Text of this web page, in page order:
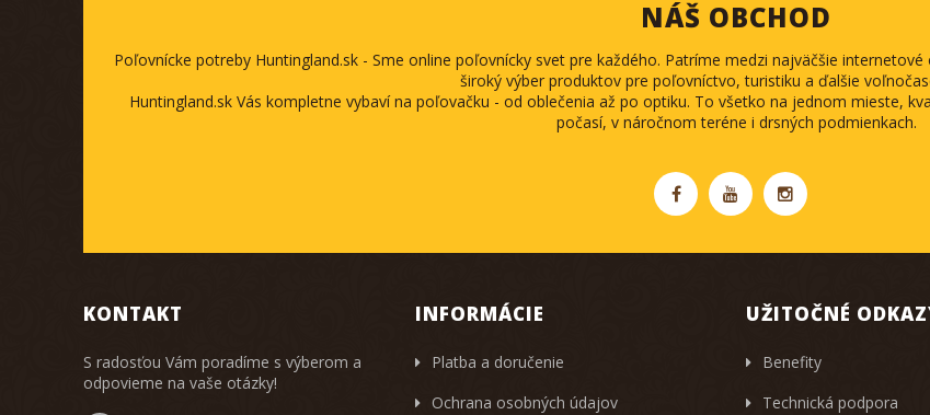
NÁŠ OBCHOD
Poľovnícke potreby Huntingland.sk - Sme online poľovnícky svet pre každého. Patríme medzi najväčšie
široký výber produktov pre poľovníctvo, turistiku a ďalšie
Huntingland.sk Vás kompletne vybaví na poľovačku - od oblečenia až po optiku. To všetko na jednom mieste,
počasí, v náročnom teréne i drsných podmienkach.
KONTAKT
S radosťou Vám poradíme s výberom a
odpovieme na vaše otázky!
INFORMÁCIE
Platba a doručenie
Ochrana osobných údajov
UŽITOČNÉ
Benefity
Technická podpora